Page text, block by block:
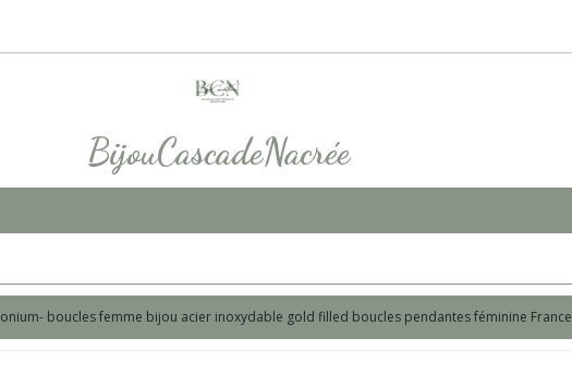
BijouCascadeNacrée
boucles femme bijou acier inoxydable gold filled boucles pendantes féminine France